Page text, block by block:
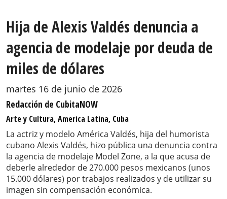
Hija de Alexis Valdés denuncia a
agencia de modelaje por deuda de
miles de dólares
martes 16 de junio de 2026
Redacción de CubitaNOW
Arte y Cultura, America Latina, Cuba
La actriz y modelo América Valdés, hija del humorista
cubano Alexis Valdés, hizo pública una denuncia contra
la agencia de modelaje Model Zone, a la que acusa de
deberle alrededor de 270.000 pesos mexicanos (unos
15.000 dólares) por trabajos realizados y de utilizar su
imagen sin compensación económica.